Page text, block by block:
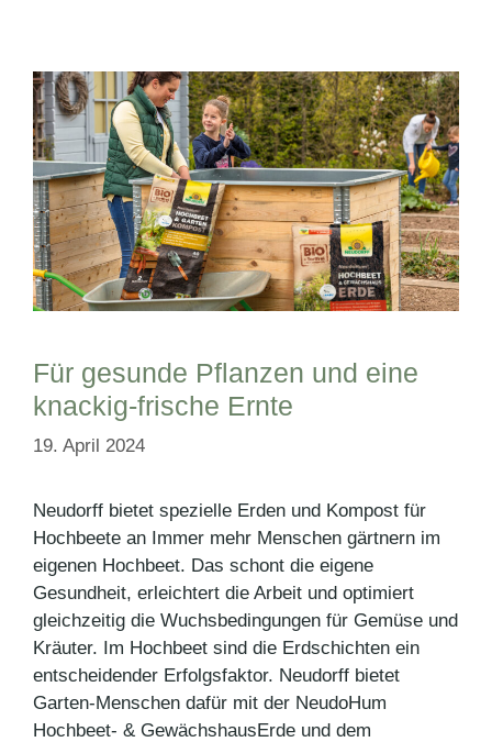
Für gesunde Pflanzen und eine
knackig-frische Ernte
19. April 2024
Neudorff bietet spezielle Erden und Kompost für
Hochbeete an Immer mehr Menschen gärtnern im
eigenen Hochbeet. Das schont die eigene
Gesundheit, erleichtert die Arbeit und optimiert
gleichzeitig die Wuchsbedingungen für Gemüse und
Kräuter. Im Hochbeet sind die Erdschichten ein
entscheidender Erfolgsfaktor. Neudorff bietet
Garten-Menschen dafür mit der NeudoHum
Hochbeet- & GewächshausErde und dem